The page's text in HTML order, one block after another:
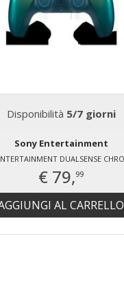
Disponibilità 5/7 giorni
Sony Entertainment
€ 79,99
AL CARRELLO